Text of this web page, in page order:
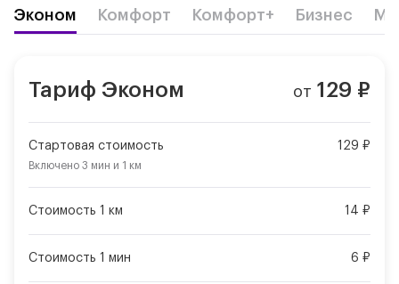
Эконом Комфорт Комфорт+ Бизнес
Тариф Эконом от 129 ₽
Стартовая стоимость 129 ₽
Включено 3 мин и 1 км
Стоимость 1 км 14 ₽
Стоимость 1 мин 6 ₽